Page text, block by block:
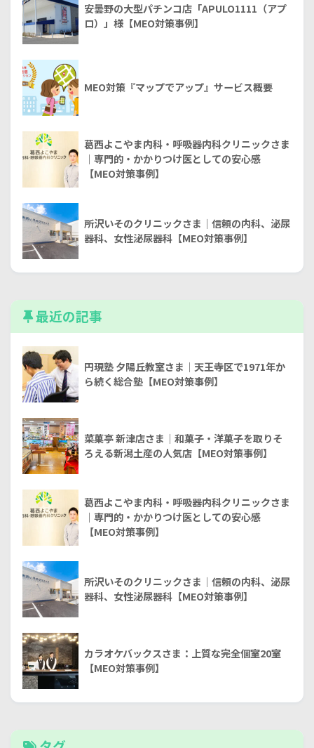
安曇野の大型パチンコ店「APULO1111（アプ
ロ）」様【MEO対策事例】
MEO対策『マップでアップ』サービス概要
葛西よこやま内科・呼吸器内科クリニックさま
｜専門的・かかりつけ医としての安心感
【MEO対策事例】
所沢いそのクリニックさま｜信頼の内科、泌尿
器科、女性泌尿器科【MEO対策事例】
最近の記事
円現塾 夕陽丘教室さま｜天王寺区で1971年か
ら続く総合塾【MEO対策事例】
菜菓亭 新津店さま｜和菓子・洋菓子を取りそ
ろえる新潟土産の人気店【MEO対策事例】
葛西よこやま内科・呼吸器内科クリニックさま
｜専門的・かかりつけ医としての安心感
【MEO対策事例】
所沢いそのクリニックさま｜信頼の内科、泌尿
器科、女性泌尿器科【MEO対策事例】
カラオケバックスさま：上質な完全個室20室
【MEO対策事例】